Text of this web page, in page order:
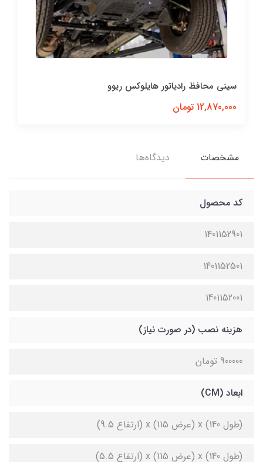
سینی محافظ رادیاتور هایلوکس ریوو
12,870,000 تومان
مشخصات دیدگاه‌ها
کد محصول
1401152901
1401152501
1401152001
هزینه نصب (در صورت نیاز)
900000 تومان
ابعاد (CM)
(طول 140) x (عرض 115) x (ارتفاع 9.5)
(طول 140) x (عرض 115) x (ارتفاع 5.5)